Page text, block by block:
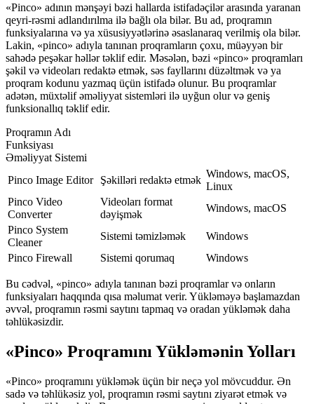
«Pinco» adının mənşəyi bəzi hallarda istifadəçilər arasında yaranan
qeyri-rəsmi adlandırılma ilə bağlı ola bilər. Bu ad, proqramın
funksiyalarına və ya xüsusiyyətlərinə əsaslanaraq verilmiş ola bilər.
Lakin, «pinco» adıyla tanınan proqramların çoxu, müəyyən bir
sahədə peşəkar həllər təklif edir. Məsələn, bəzi «pinco» proqramları
şəkil və videoları redaktə etmək, səs fayllarını düzəltmək və ya
proqram kodunu yazmaq üçün istifadə olunur. Bu proqramlar
adətən, müxtəlif əməliyyat sistemləri ilə uyğun olur və geniş
funksionallıq təklif edir.
Proqramın Adı
Funksiyası
Əməliyyat Sistemi
Pinco Image Editor
Şəkilləri redaktə etmək
Windows, macOS,
Linux
Pinco Video
Converter
Videoları format
dəyişmək
Windows, macOS
Pinco System
Cleaner
Sistemi təmizləmək
Windows
Pinco Firewall
Sistemi qorumaq Windows
Bu cədvəl, «pinco» adıyla tanınan bəzi proqramlar və onların
funksiyaları haqqında qısa məlumat verir. Yükləməyə başlamazdan
əvvəl, proqramın rəsmi saytını tapmaq və oradan yükləmək daha
təhlükəsizdir.
«Pinco» Proqramını Yükləmənin Yolları
«Pinco» proqramını yükləmək üçün bir neçə yol mövcuddur. Ən
sadə və təhlükəsiz yol, proqramın rəsmi saytını ziyarət etmək və